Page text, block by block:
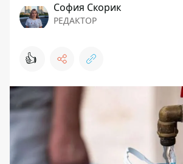
София Скорик
РЕДАКТОР
👍